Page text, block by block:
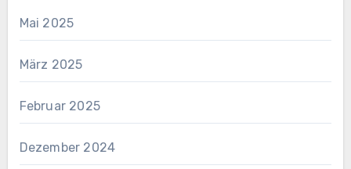
Mai 2025
März 2025
Februar 2025
Dezember 2024